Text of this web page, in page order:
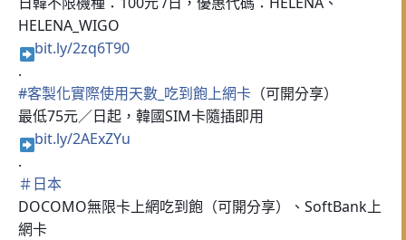
HELENA_WIGO
bit.ly/2zq6T90
.
#客製化實際使用天數_吃到飽上網卡 （可開分享）
最低75元／日起，韓國SIM卡隨插即用
bit.ly/2AExZYu
.
＃日本
DOCOMO無限卡上網吃到飽（可開分享）、SoftBank上
網卡